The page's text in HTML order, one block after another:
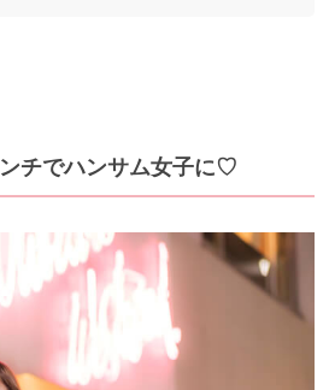
チでハンサム女子に♡